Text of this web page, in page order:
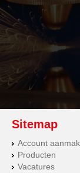
Sitemap
Account
Producten
Vacatures